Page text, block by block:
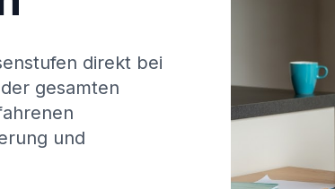
direkt bei
gesamten
und